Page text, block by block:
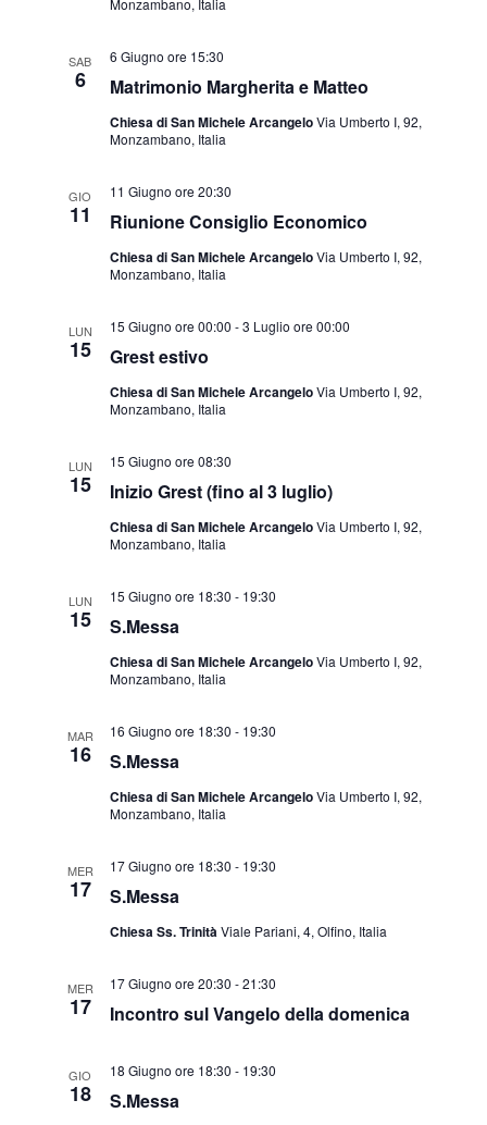
Monzambano, Italia
SAB
6 Matrimonio Margherita e Matteo
6 Giugno ore 15:30
Chiesa di San Michele ArcangeloVia Umberto I, 92,
Monzambano, Italia
GIO
11 Riunione Consiglio Economico
11 Giugno ore 20:30
Chiesa di San Michele ArcangeloVia Umberto I, 92,
Monzambano, Italia
LUN
15 Grest estivo
15 Giugno ore 00:00 -3 Luglio ore 00:00
Chiesa di San Michele ArcangeloVia Umberto I, 92,
Monzambano, Italia
LUN
15 Inizio Grest (fino al 3 luglio)
15 Giugno ore 08:30
Chiesa di San Michele ArcangeloVia Umberto I, 92,
Monzambano, Italia
LUN
15 S.Messa
15 Giugno ore 18:30 - 19:30
Chiesa di San Michele ArcangeloVia Umberto I, 92,
Monzambano, Italia
MAR
16 S.Messa
16 Giugno ore 18:30 - 19:30
Chiesa di San Michele ArcangeloVia Umberto I, 92,
Monzambano, Italia
MER
17 S.Messa
17 Giugno ore 18:30 - 19:30
Chiesa Ss. TrinitàViale Pariani, 4, Olfino, Italia
MER
17 Incontro sul Vangelo della domenica
17 Giugno ore 20:30 -21:30
GIO
18 S.Messa
18 Giugno ore 18:30 - 19:30